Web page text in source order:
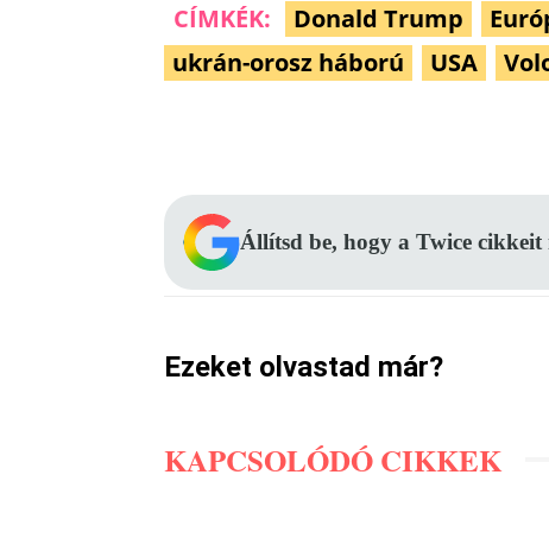
CÍMKÉK: Donald Trump
ukrán-orosz háború
USA
Állítsd be, hogy a Twice
Ezeket olvastad már?
KAPCSOLÓDÓ CIKKEK